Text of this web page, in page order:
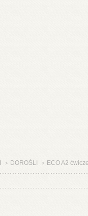
> DOROŚLI > ECO A2